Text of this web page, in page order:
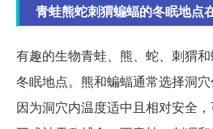
青蛙熊蛇刺猬蝙蝠的冬眠地点
有趣的生物青蛙、熊、蛇、刺猬
冬眠地点。熊和蝙蝠通常选择洞
因为洞穴内温度适中且相对安全